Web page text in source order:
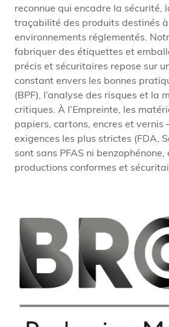
reconnue qui encadre la sécurité,
traçabilité des produits destinés
environnements réglementés.
fabriquer des étiquettes et
précis et sécuritaires repose sur
constant envers les bonnes
(BPF), l’analyse des risques et la
critiques. À l’Empreinte, les
papiers, cartons, encres et
exigences les plus strictes (FDA,
sont sans PFAS ni
productions conformes et